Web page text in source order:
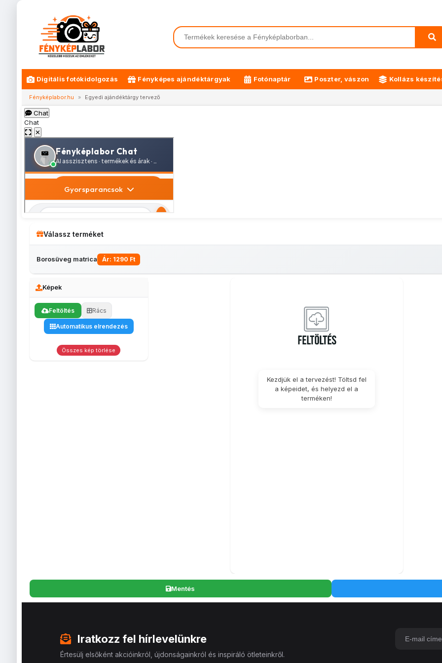
Digitális fotókidolgozás Fényképes ajándéktárgyak Fotónaptár Poszter, vászon Kollázs
Fényképlabor.hu » Egyedi ajándéktárgy tervező
Chat
Chat
✕
Válassz terméket
Borosüveg matrica Ár: 1290 Ft
Fényképes
Bögrék
Fényképes
egérpadok
Fényképes
lábtörlő
Saját
fényképes
jegyzetfüzet
Képek
Feltöltés Rács
Automatikus elrendezés
Összes kép törlése
Kezdjük el a tervezést! Töltsd fel
a képeidet, és helyezd el a
terméken!
Mentés
Iratkozz fel hírlevelünkre
Értesülj elsőként akcióinkról, újdonságainkról és inspiráló ötleteinkről.